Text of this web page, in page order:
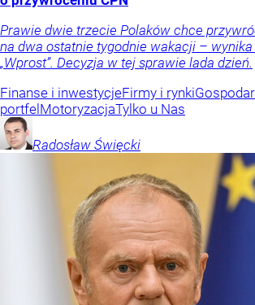
Prawie dwie trzecie Polaków chce
na dwa ostatnie tygodnie wakacji – wynika
„Wprost”. Decyzja w tej sprawie lada dzień.
Finanse i inwestycjeFirmy i rynki
portfelMotoryzacjaTylko u Nas
Radosław Święcki